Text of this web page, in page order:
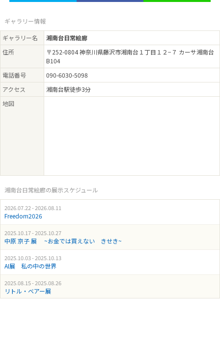
ギャラリー情報
ギャラリー名
湘南台日常絵廊
住所
〒252-0804 神奈川県藤沢市湘南台１丁目１２−７ カーサ湘南台
B104
電話番号
090-6030-5098
アクセス
湘南台駅徒歩3分
地図
湘南台日常絵廊の展示スケジュール
2026.07.22 - 2026.08.11
Freedom2026
2025.10.17 - 2025.10.27
中原 京子 展 ~お金では買えない きせき~
2025.10.03 - 2025.10.13
AI展 私の中の世界
2025.08.15 - 2025.08.26
リトル・ベアー展